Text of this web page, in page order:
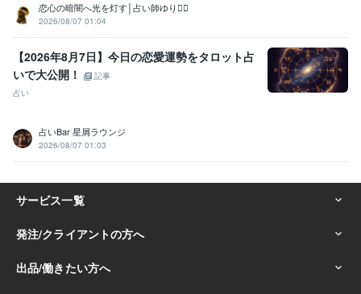
恋心の暗闇へ光を灯す│占い師ゆり❁⃘
2026/08/07 01:04
【2026年8月7日】今日の恋愛運勢をタロット占
いで大公開！
記事
占い
占いBar 星屑ラウンジ
2026/08/07 01:03